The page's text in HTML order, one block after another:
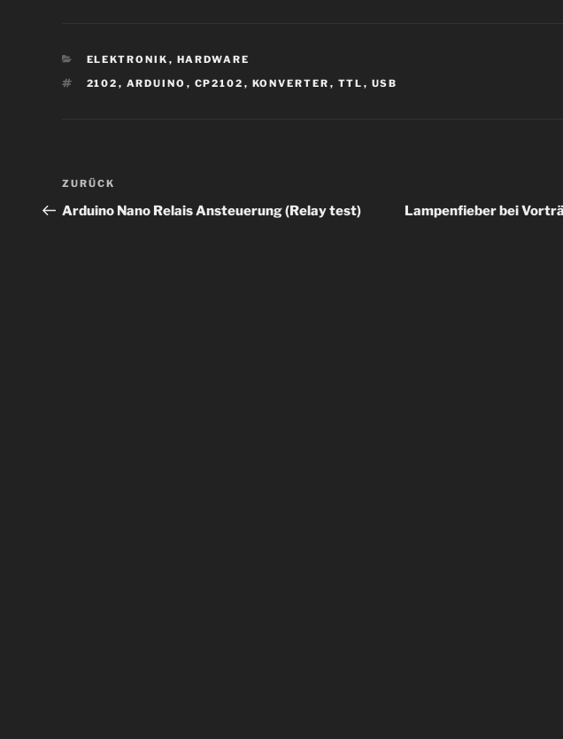
KATEGORIEN
ELEKTRONIK , HARDWARE
SCHLAGWÖRTER
2102 , ARDUINO , CP2102 , KONVERTER , TTL , USB
Beitragsnavigation
Vorheriger
Beitrag
ZURÜCK
Arduino Nano Relais Ansteuerung (Relay test)
Lampenfieber bei